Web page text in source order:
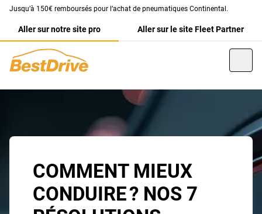
Jusqu’à 150€ remboursés pour l’achat de pneumatiques Continental.
Aller sur notre site pro Aller sur le site Fleet Partner
COMMENT MIEUX
CONDUIRE ? NOS 7